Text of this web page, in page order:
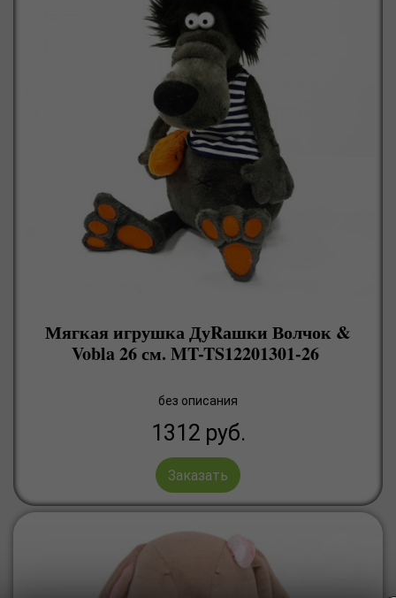
Мягкая игрушка ДуRашки Волчок &
Vobla 26 см. MT-TS12201301-26
без описания
1312 руб.
Заказать